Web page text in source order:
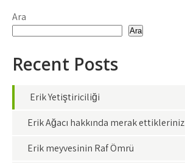
Ara
Ara
Recent Posts
Erik Yetiştiriciliği
Erik Ağacı hakkında merak ettikleriniz
Erik meyvesinin Raf Ömrü